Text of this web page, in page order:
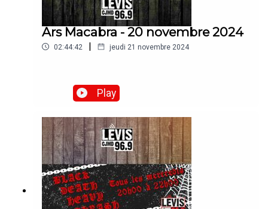
Ars Macabra - 20 novembre 2024
02:44:42 | jeudi 21 novembre 2024
Play